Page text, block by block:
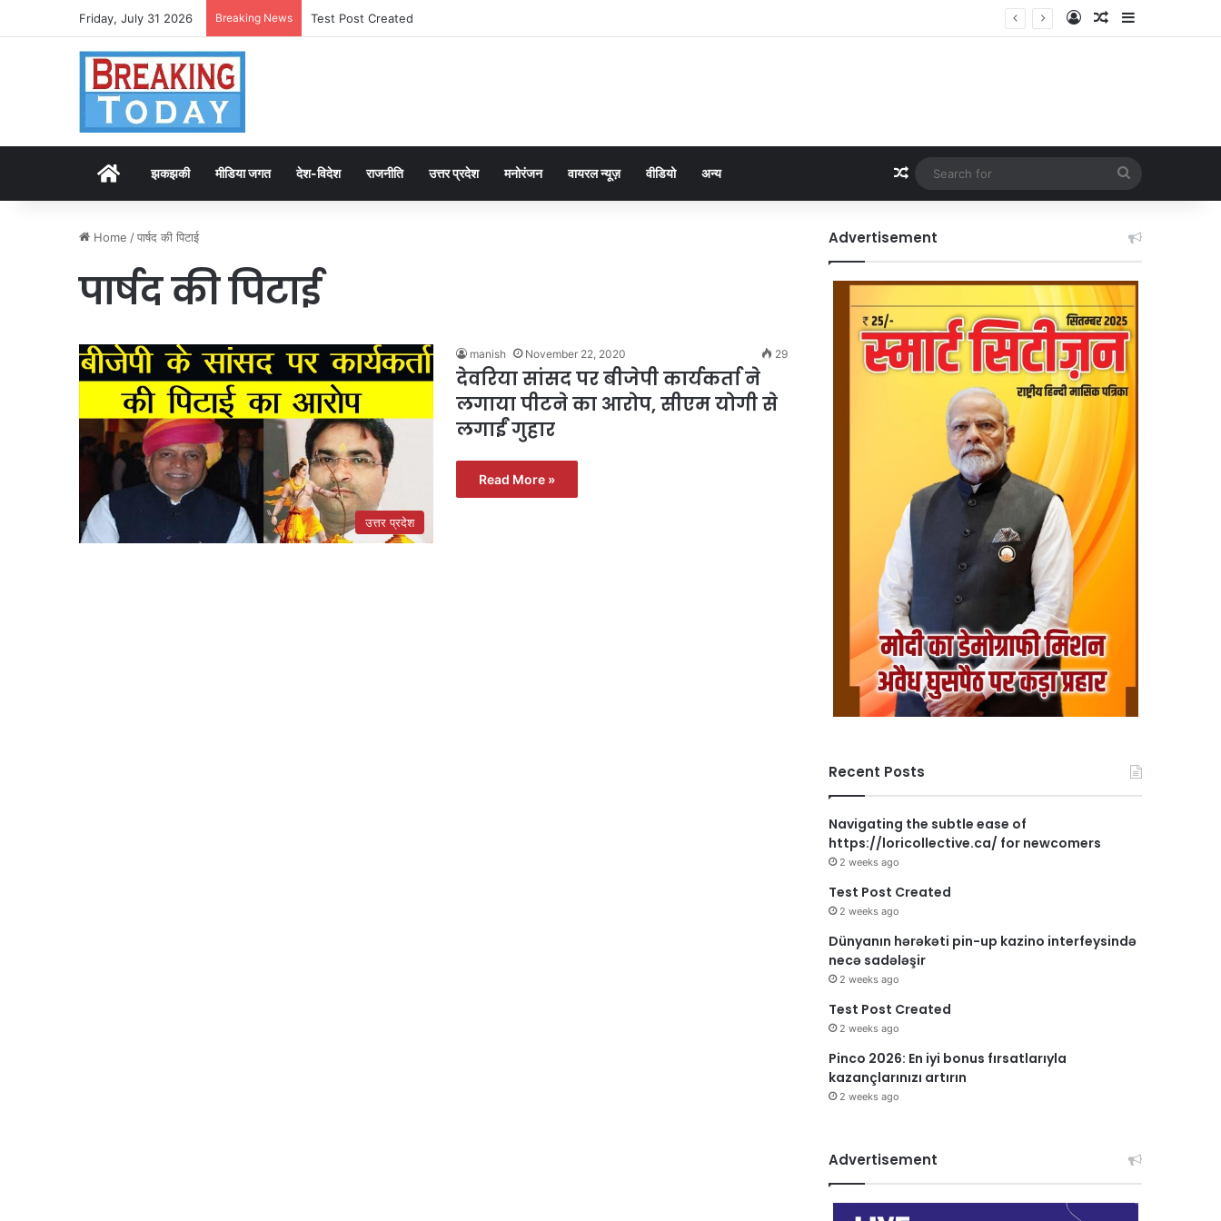
Friday, July 31 2026 Breaking News Dünyanın hərəkəti pin-up kazino interfeysində necə sadələşir Log InRandom Article
Sidebar
Homeझकझकी मीडिया जगत देश-विदेश राजनीति उत्तर प्रदेश मनोरंजन वायरल न्यूज़ वीडियो अन्य Random Article
for
Home /पार्षद की पिटाई
पार्षद की पिटाई
उत्तर प्रदेश
manish November 22, 2020 29
देवरिया सांसद पर बीजेपी कार्यकर्ता ने
लगाया पीटने का आरोप, सीएम योगी से
लगाईं गुहार
Read More »
Advertisement
Recent Posts
Navigating the subtle ease of
https://loricollective.ca/ for newcomers
2 weeks ago
Test Post Created
2 weeks ago
Dünyanın hərəkəti pin-up kazino interfeysində
necə sadələşir
2 weeks ago
Test Post Created
2 weeks ago
Pinco 2026: En iyi bonus fırsatlarıyla
kazançlarınızı artırın
2 weeks ago
Advertisement